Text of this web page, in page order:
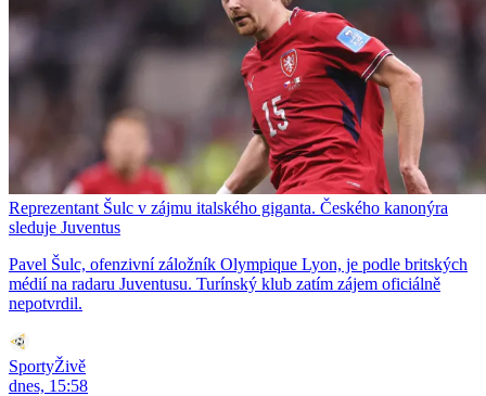
Reprezentant Šulc v zájmu italského giganta. Českého kanonýra
sleduje Juventus
Pavel Šulc, ofenzivní záložník Olympique Lyon, je podle britských
médií na radaru Juventusu. Turínský klub zatím zájem oficiálně
nepotvrdil.
SportyŽivě
dnes, 15:58